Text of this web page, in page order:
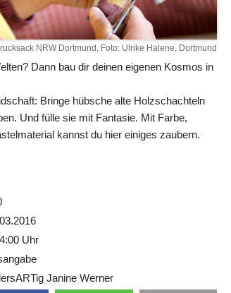
NRW Dortmund, Foto: Ulrike Halene, Dortmund
Dann bau dir deinen eigenen Kosmos in
Bringe hübsche alte Holzschachteln
Und fülle sie mit Fantasie. Mit Farbe,
kannst du hier einiges zaubern.
Uhr
Janine Werner